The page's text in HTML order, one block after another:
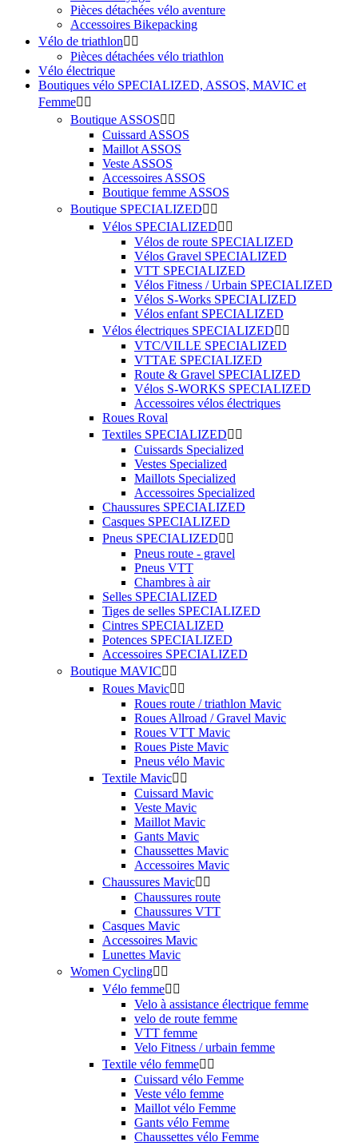
Pièces détachées vélo aventure
Accessoires Bikepacking
Vélo de triathlon 
Pièces détachées vélo triathlon
Vélo électrique
Boutiques vélo SPECIALIZED, ASSOS, MAVIC et
Femme 
Boutique ASSOS 
Cuissard ASSOS
Maillot ASSOS
Veste ASSOS
Accessoires ASSOS
Boutique femme ASSOS
Boutique SPECIALIZED 
Vélos SPECIALIZED 
Vélos de route SPECIALIZED
Vélos Gravel SPECIALIZED
VTT SPECIALIZED
Vélos Fitness / Urbain SPECIALIZED
Vélos S-Works SPECIALIZED
Vélos enfant SPECIALIZED
Vélos électriques SPECIALIZED 
VTC/VILLE SPECIALIZED
VTTAE SPECIALIZED
Route & Gravel SPECIALIZED
Vélos S-WORKS SPECIALIZED
Accessoires vélos électriques
Roues Roval
Textiles SPECIALIZED 
Cuissards Specialized
Vestes Specialized
Maillots Specialized
Accessoires Specialized
Chaussures SPECIALIZED
Casques SPECIALIZED
Pneus SPECIALIZED 
Pneus route - gravel
Pneus VTT
Chambres à air
Selles SPECIALIZED
Tiges de selles SPECIALIZED
Cintres SPECIALIZED
Potences SPECIALIZED
Accessoires SPECIALIZED
Boutique MAVIC 
Roues Mavic 
Roues route / triathlon Mavic
Roues Allroad / Gravel Mavic
Roues VTT Mavic
Roues Piste Mavic
Pneus vélo Mavic
Textile Mavic 
Cuissard Mavic
Veste Mavic
Maillot Mavic
Gants Mavic
Chaussettes Mavic
Accessoires Mavic
Chaussures Mavic 
Chaussures route
Chaussures VTT
Casques Mavic
Accessoires Mavic
Lunettes Mavic
Women Cycling 
Vélo femme 
Velo à assistance électrique femme
velo de route femme
VTT femme
Velo Fitness / urbain femme
Textile vélo femme 
Cuissard vélo Femme
Veste vélo femme
Maillot vélo Femme
Gants vélo Femme
Chaussettes vélo Femme